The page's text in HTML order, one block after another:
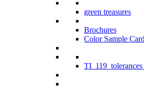
green treasures
Brochures
Color Sample